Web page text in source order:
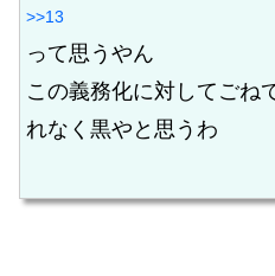
>>13
って思うやん
この義務化に対してごね
れなく黒やと思うわ